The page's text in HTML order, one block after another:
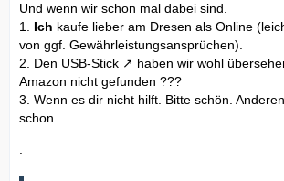
Und wenn wir schon mal dabei sind.
1. Ich kaufe lieber am Dresen als Online
von ggf. Gewährleistungsansprüchen).
2. Den USB-Stick
haben wir wohl
Amazon nicht gefunden ???
3. Wenn es dir nicht hilft. Bitte schön. Anderen
schon.